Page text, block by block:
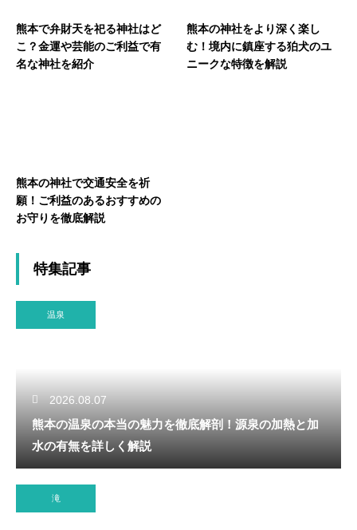
熊本で弁財天を祀る神社はど
こ？金運や芸能のご利益で有
名な神社を紹介
熊本の神社をより深く楽し
む！境内に鎮座する狛犬のユ
ニークな特徴を解説
熊本の神社で交通安全を祈
願！ご利益のあるおすすめの
お守りを徹底解説
特集記事
温泉
2026.08.07
熊本の温泉の本当の魅力を徹底解剖！源泉の加熱と加
水の有無を詳しく解説
滝